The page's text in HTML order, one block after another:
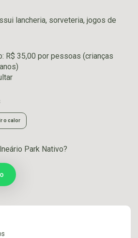
lancheria, sorveteria, jogos de
R$ 35,00 por pessoas (crianças
o calor
Park Nativo?